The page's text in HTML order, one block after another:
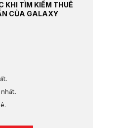
KHI TÌM KIẾM THUÊ
CỦA GALAXY